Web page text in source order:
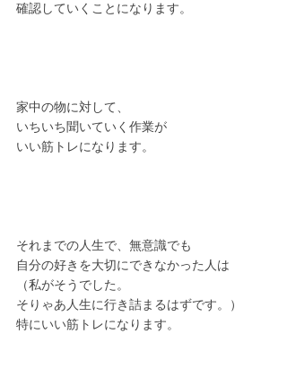
確認していくことになります。
家中の物に対して、
いちいち聞いていく作業が
いい筋トレになります。
それまでの人生で、無意識でも
自分の好きを大切にできなかった人は
（私がそうでした。
そりゃあ人生に行き詰まるはずです。）
特にいい筋トレになります。